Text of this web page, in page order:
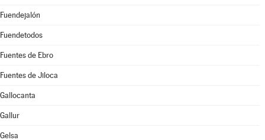
Fuendejalón
Fuendetodos
Fuentes de Ebro
Fuentes de Jiloca
Gallocanta
Gallur
Gelsa